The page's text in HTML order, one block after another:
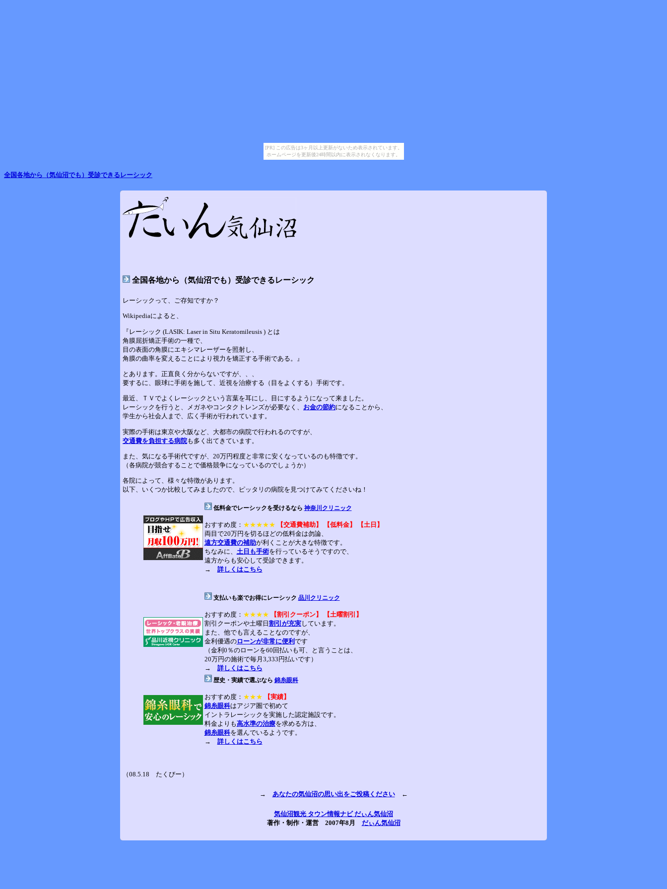
[PR] この広告は3ヶ月以上更新がないため表示されています。
ホームページを更新後24時間以内に表示されなくなります。
全国各地から（気仙沼でも）受診できるレーシック
全国各地から（気仙沼でも）受診できるレーシック
レーシックって、ご存知ですか？
Wikipediaによると、
『レーシック (LASIK: Laser in Situ Keratomileusis ) とは
角膜屈折矯正手術の一種で、
目の表面の角膜にエキシマレーザーを照射し、
角膜の曲率を変えることにより視力を矯正する手術である。』
とあります。正直良く分からないですが、、、
要するに、眼球に手術を施して、近視を治療する（目をよくする）手術です。
最近、ＴＶでよくレーシックという言葉を耳にし、目にするようになって来ました。
レーシックを行うと、メガネやコンタクトレンズが必要なく、 お金の節約になることから、
学生から社会人まで、広く手術が行われています。
実際の手術は東京や大阪など、大都市の病院で行われるのですが、
交通費を負担する病院も多く出てきています。
また、気になる手術代ですが、20万円程度と非常に安くなっているのも特徴です。
（各病院が競合することで価格競争になっているのでしょうか）
各院によって、様々な特徴があります。
以下、いくつか比較してみましたので、ピッタリの病院を見つけてみてくださいね！
低料金でレーシックを受けるなら 神奈川クリニック
おすすめ度： ★★★★★
【交通費補助】 【低料金】 【土日】
両目で20万円を切るほどの低料金は勿論、
遠方交通費の補助が利くことが大きな特徴です。
ちなみに、 土日も手術を行っているそうですので、
遠方からも安心して受診できます。
→ 詳しくはこちら
支払いも楽でお得にレーシック 品川クリニック
おすすめ度： ★★★★
【割引クーポン】 【土曜割引】
割引クーポンや土曜日割引が充実しています。
また、他でも言えることなのですが、
金利優遇のローンが非常に便利 です
（金利0％のローンを60回払いも可、と言うことは、
20万円の施術で毎月3,333円払いです）
→ 詳しくはこちら
歴史・実績で選ぶなら 錦糸眼科
おすすめ度： ★★★
【実績】
錦糸眼科はアジア圏で初めて
イントラレーシックを実施した認定施設です。
料金よりも高水準の治療を求める方は、
錦糸眼科を選んでいるようです。
→ 詳しくはこちら
（08.5.18 たくびー）
→ あなたの気仙沼の思い出をご投稿ください←
気仙沼観光 タウン情報ナビ だぃん気仙沼
著作・制作・運営 2007年8月 だぃん気仙沼